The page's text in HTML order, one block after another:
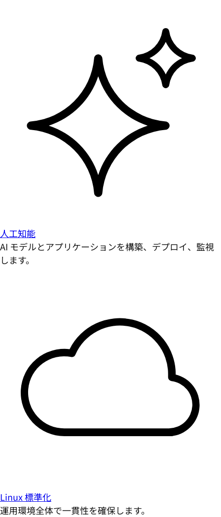
人工知能
AI モデルとアプリケーションを構築、デプロイ、監視
します。
Linux 標準化
運用環境全体で一貫性を確保します。